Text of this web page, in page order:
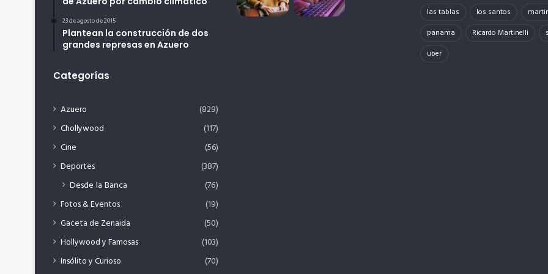
23 de agosto de 2015
Plantean la construcción de dos
grandes represas en Azuero
Categorías
Azuero
(829)
Chollywood
(117)
Cine
(56)
Deportes
(387)
Desde la Banca (76)
Fotos & Eventos
(19)
Gaceta de Zenaida
(50)
Hollywood y Famosas
(103)
Insólito y Curioso
(70)
las tablas
los santos
panama
Ricardo Martinelli
uber